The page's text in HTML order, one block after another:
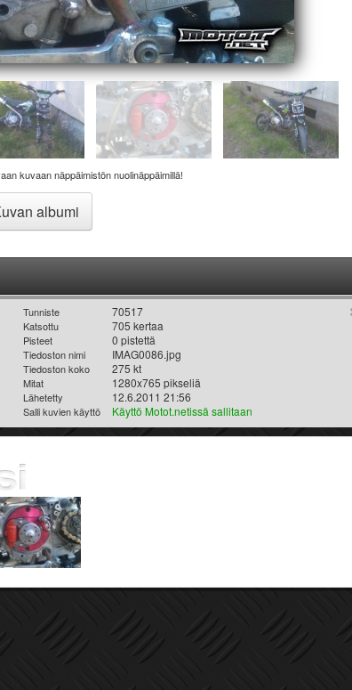
kuvaan näppäimistön nuolinäppäimillä!
albumi
Tunniste 70517
Katsottu 705 kertaa
Pisteet 0 pistettä
Tiedoston nimi IMAG0086.jpg
Tiedoston koko 275 kt
Mitat 1280x765 pikseliä
Lähetetty 12.6.2011 21:56
Salli kuvien käyttö Käyttö Motot.netissä sallitaan